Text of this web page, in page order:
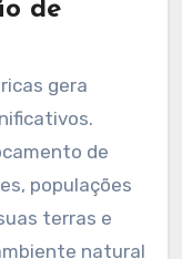
de
gera
de
populações
terras e
natural